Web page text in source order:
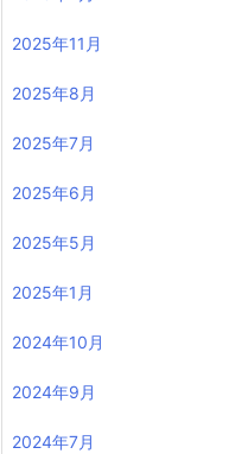
2025年11月
2025年8月
2025年7月
2025年6月
2025年5月
2025年1月
2024年10月
2024年9月
2024年7月